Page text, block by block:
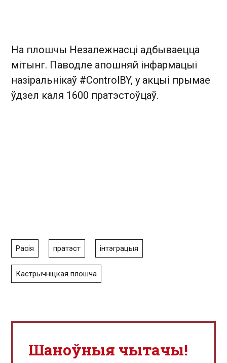
На плошчы Незалежнасці адбываецца
мітынг. Паводле апошняй інфармацыі
назіральнікаў #ControlBY, у акцыі прымае
ўдзел каля 1600 пратэстоўцаў.
Расія пратэст інтэграцыя
Кастрычніцкая плошча
Шаноўныя чытачы!